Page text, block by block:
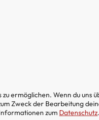
ermöglichen. Wenn du uns
Zweck der Bearbeitung
zum Datenschutz.